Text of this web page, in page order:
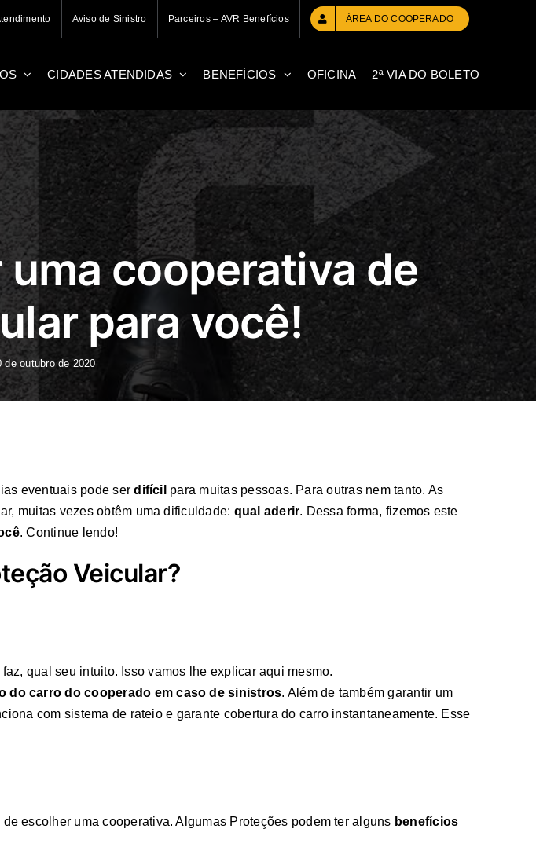
Aviso de Sinistro Parceiros – AVR Benefícios ÁREA DO COOPERADO
CIDADES ATENDIDAS BENEFÍCIOS OFICINA 2ª VIA DO BOLETO
cooperativa de
para você!
de outubro de 2020
eventuais pode serdifícil para muitas pessoas. Para outras nem tanto. As
muitas vezes obtêm uma dificuldade: qual aderir. Dessa forma, fizemos este
. Continue lendo!
Veicular?
qual seu intuito. Isso vamos lhe explicar aqui mesmo.
do carro do cooperado em caso de sinistros. Além de também garantir um
com sistema de rateio e garante cobertura do carro instantaneamente. Esse
escolher uma cooperativa. Algumas Proteções podem ter alguns benefícios